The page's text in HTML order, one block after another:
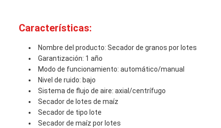
Características:
Nombre del producto: Secador de granos por lotes
Garantización: 1 año
Modo de funcionamiento: automático/manual
Nivel de ruido: bajo
Sistema de flujo de aire: axial/centrífugo
Secador de lotes de maíz
Secador de tipo lote
Secador de maíz por lotes